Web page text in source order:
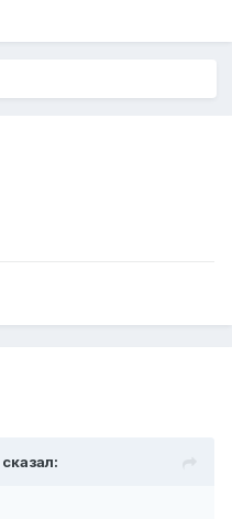
сказал: